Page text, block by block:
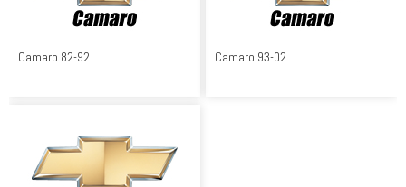
Camaro 82-92 Camaro 93-02